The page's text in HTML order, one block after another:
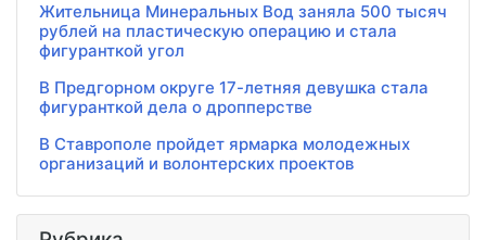
Жительница Минеральных Вод заняла 500 тысяч
рублей на пластическую операцию и стала
фигуранткой угол
В Предгорном округе 17-летняя девушка стала
фигуранткой дела о дропперстве
В Ставрополе пройдет ярмарка молодежных
организаций и волонтерских проектов